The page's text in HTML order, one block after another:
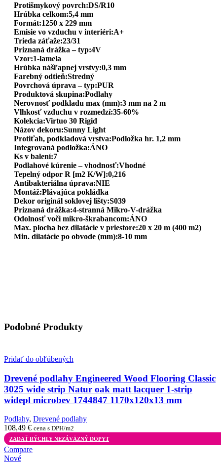
Protišmykový povrch:DS/R10
Hrúbka celkom:5,4 mm
Formát:1250 x 229 mm
Emisie vo vzduchu v interiéri:A+
Trieda záťaže:23/31
Priznaná drážka – typ:4V
Vzor:1-lamela
Hrúbka nášľapnej vrstvy:0,3 mm
Farebný odtieň:Stredný
Povrchová úprava – typ:PUR
Produktová skupina:Podlahy
Nerovnosť podkladu max (mm):3 mm na 2 m
Vlhkosť vzduchu v rozmedzí:35-60%
Kolekcia:Virtuo 30 Rigid
Názov dekoru:Sunny Light
Protiťah, podkladová vrstva:Podložka hr. 1,2 mm
Integrovaná podložka:ÁNO
Ks v balení:7
Podlahové kúrenie – vhodnosť:Vhodné
Tepelný odpor R [m2 K/W]:0,216
Antibakteriálna úprava:NIE
Montáž:Plávajúca pokládka
Dekor originál soklovej lišty:S039
Priznaná drážka:4-stranná Mikro-V-drážka
Odolnosť voči mikro-škrabancom:ÁNO
Max. plocha bez dilatácie v priestore:20 x 20 m (400 m2)
Min. dilatácie po obvode (mm):8-10 mm
Podobné Produkty
Pridať do obľúbených
Drevené podlahy Engineered Wood Flooring Classic
3025 wide strip Natur oak matt lacquer 1-strip
widepl microbev 1744847 1170x120x13 mm
Podlahy, Drevené podlahy
108,49 € cena s DPH/m2
ZADAŤ RÝCHLY NEZÁVÄZNÝ DOPYT
Compare
Nové